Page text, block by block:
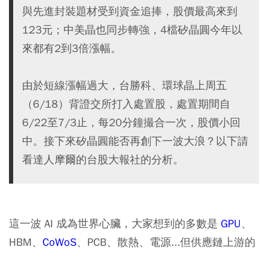
與先進封裝題材受到資金追捧，股價最高來到
123元；中美晶也同步轉強，4檔矽晶圓今年以
來都有2到3倍漲幅。
由於短線漲幅過大，台勝科、環球晶上周五
（6/18）背證交所打入處置股，處置期間自
6/22至7/3止，每20分鐘撮合一次，股價小回
中。接下來矽晶圓能否再創下一波大浪？以下請
看達人摩爾的台股大報社的分析。
這一波 AI 成為世界心臟，大家想到的多數是 GPU、
HBM、 CoWoS、 PCB、散熱、電源...但供應鏈上游的